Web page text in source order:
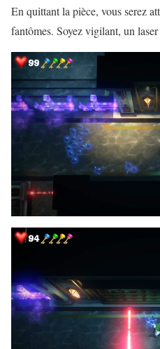
En quittant la pièce, vous serez
fantômes. Soyez vigilant, un